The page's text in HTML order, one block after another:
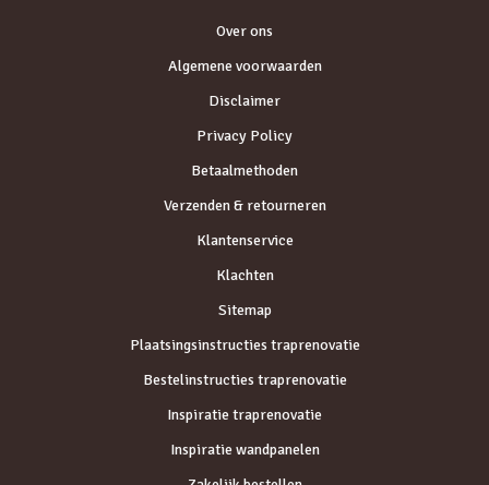
Over ons
Algemene voorwaarden
Disclaimer
Privacy Policy
Betaalmethoden
Verzenden & retourneren
Klantenservice
Klachten
Sitemap
Plaatsingsinstructies traprenovatie
Bestelinstructies traprenovatie
Inspiratie traprenovatie
Inspiratie wandpanelen